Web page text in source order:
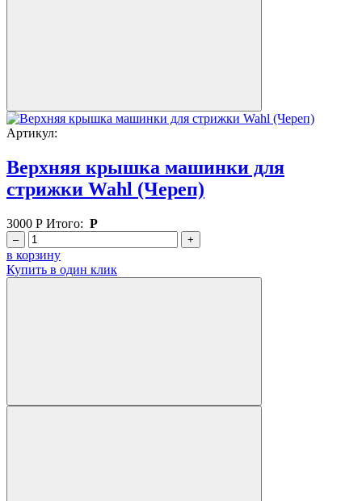
Артикул:
Верхняя крышка машинки для
стрижки Wahl (Череп)
3000 Р Итого: Р
– +
в корзину
Купить в один клик